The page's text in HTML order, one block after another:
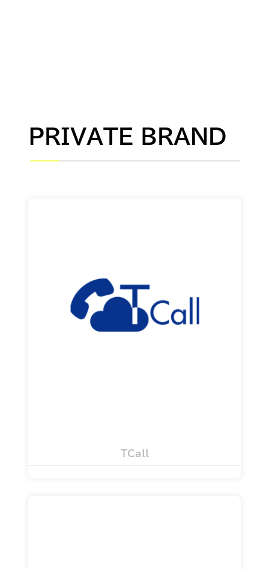
PRIVATE BRAND
TCall
Microsoft Teamsと電話回線とを繋げる
ことで Microsoft Teamsを使える全ての
デバイスから外線通話を可能とするサービス